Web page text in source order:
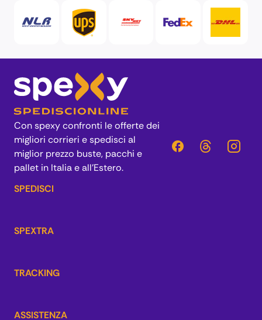
Con spexy confronti le offerte dei
migliori corrieri e spedisci al
miglior prezzo buste, pacchi e
pallet in Italia e all’Estero.
SPEDISCI
SPEXTRA
TRACKING
ASSISTENZA